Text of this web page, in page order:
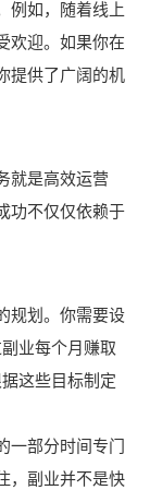
例如，随着线上
欢迎。如果你在
提供了广阔的机
就是高效运营
功不仅仅依赖于
规划。你需要设
业每个月赚取
这些目标制定
部分时间专门
，副业并不是快